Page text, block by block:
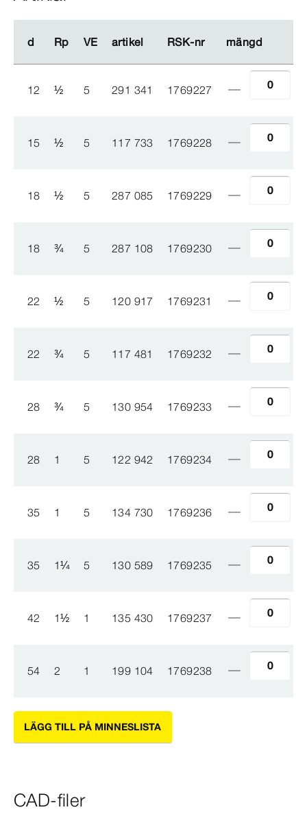
d Rp VE artikel RSK-​nr mängd
d Rp VE artikel RSK-​nr mängd
12 ½ 5 291 341 1769227
15 ½ 5 117 733 1769228
18 ½ 5 287 085 1769229
18 ¾ 5 287 108 1769230
22 ½ 5 120 917 1769231
22 ¾ 5 117 481 1769232
28 ¾ 5 130 954 1769233
28 1 5 122 942 1769234
35 1 5 134 730 1769236
35 1¼ 5 130 589 1769235
42 1½ 1 135 430 1769237
54 2 1 199 104 1769238
LÄGG TILL PÅ MINNESLISTA
CAD-filer